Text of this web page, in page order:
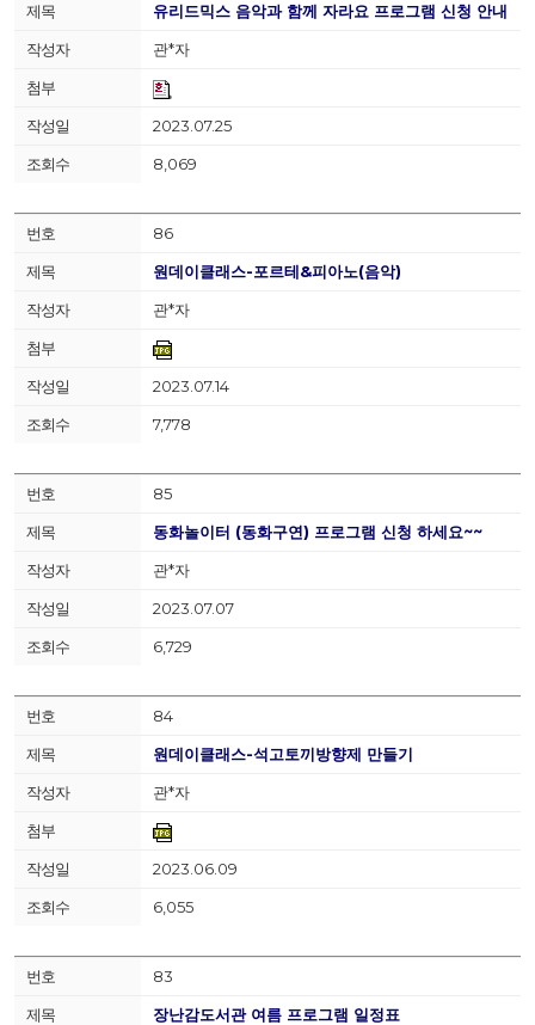
유리드믹스 음악과 함께 자라요 프로그램 신청 안내
관*자
2023.07.25
8,069
86
원데이클래스-포르테&피아노(음악)
관*자
2023.07.14
7,778
85
동화놀이터 (동화구연) 프로그램 신청 하세요~~
관*자
2023.07.07
6,729
84
원데이클래스-석고토끼방향제 만들기
관*자
2023.06.09
6,055
83
장난감도서관 여름 프로그램 일정표